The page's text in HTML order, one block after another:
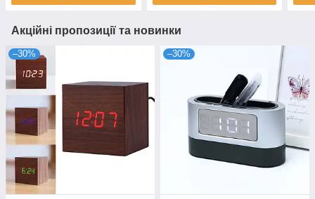
Акційні пропозиції та новинки
–30% –30%